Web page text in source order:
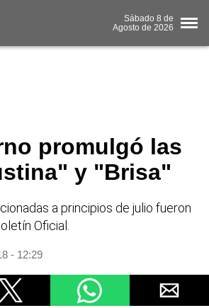
Sábado 8 de
Agosto de 2026
promulgó las
y "Brisa"
a principios de julio fueron
Oficial.
- 12:29